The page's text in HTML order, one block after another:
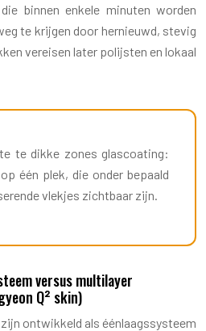
binnen enkele minuten worden
te krijgen door hernieuwd, stevig
vereisen later polijsten en lokaal
te dikke zones glascoating:
één plek, die onder bepaald
vlekjes zichtbaar zijn.
versus multilayer
Q² skin)
ontwikkeld als éénlaagssysteem